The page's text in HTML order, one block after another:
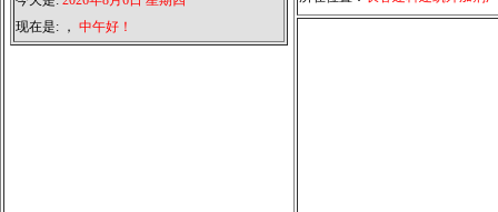
现在是: ， 中午好！